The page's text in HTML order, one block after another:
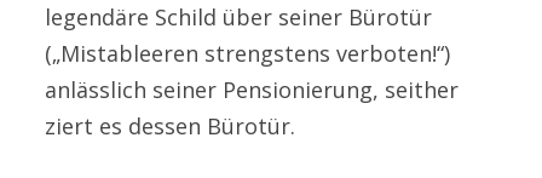
legendäre Schild über seiner Bürotür
(„Mistableeren strengstens verboten!“)
anlässlich seiner Pensionierung, seither
ziert es dessen Bürotür.